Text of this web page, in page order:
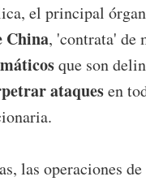
el principal
China, 'contrata' de
que son
ataquesen
las operaciones de